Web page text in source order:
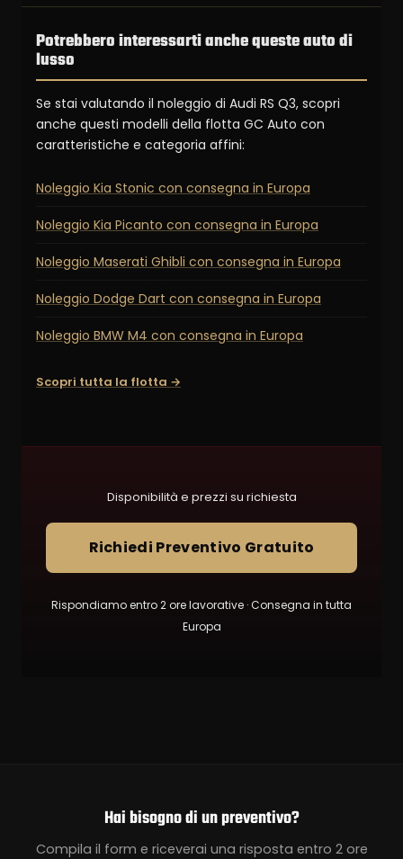
Potrebbero interessarti anche queste auto di
lusso
Se stai valutando il noleggio di Audi RS Q3, scopri
anche questi modelli della flotta GC Auto con
caratteristiche e categoria affini:
Noleggio Kia Stonic con consegna in Europa
Noleggio Kia Picanto con consegna in Europa
Noleggio Maserati Ghibli con consegna in Europa
Noleggio Dodge Dart con consegna in Europa
Noleggio BMW M4 con consegna in Europa
Scopri tutta la flotta →
Disponibilità e prezzi su richiesta
Richiedi Preventivo Gratuito
Rispondiamo entro 2 ore lavorative · Consegna in tutta
Europa
Hai bisogno di un preventivo?
Compila il form e riceverai una risposta entro 2 ore